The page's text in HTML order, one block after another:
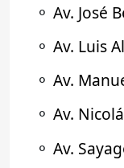
⚬ Av. José
⚬ Av. Luis
⚬ Av.
⚬ Av.
⚬ Av.